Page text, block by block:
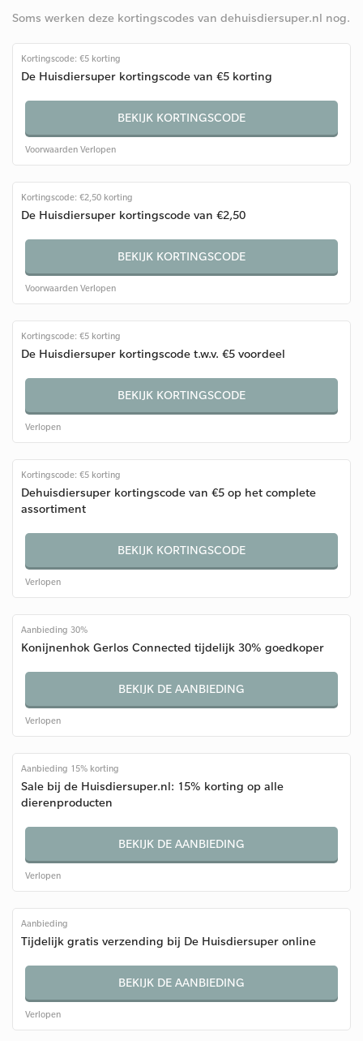
Soms werken deze kortingscodes van dehuisdiersuper.nl nog.
Kortingscode: €5 korting
De Huisdiersuper kortingscode van €5 korting
BEKIJK KORTINGSCODE
Voorwaarden Verlopen
Kortingscode: €2,50 korting
De Huisdiersuper kortingscode van €2,50
BEKIJK KORTINGSCODE
Voorwaarden Verlopen
Kortingscode: €5 korting
De Huisdiersuper kortingscode t.w.v. €5 voordeel
BEKIJK KORTINGSCODE
Verlopen
Kortingscode: €5 korting
Dehuisdiersuper kortingscode van €5 op het complete
assortiment
BEKIJK KORTINGSCODE
Verlopen
Aanbieding 30%
Konijnenhok Gerlos Connected tijdelijk 30% goedkoper
BEKIJK DE AANBIEDING
Verlopen
Aanbieding 15% korting
Sale bij de Huisdiersuper.nl: 15% korting op alle
dierenproducten
BEKIJK DE AANBIEDING
Verlopen
Aanbieding
Tijdelijk gratis verzending bij De Huisdiersuper online
BEKIJK DE AANBIEDING
Verlopen